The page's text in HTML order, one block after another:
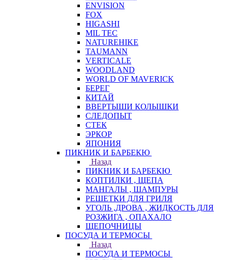
ENVISION
FOX
HIGASHI
MIL TEC
NATUREHIKE
TAUMANN
VERTICALE
WOODLAND
WORLD OF MAVERICK
БЕРЕГ
КИТАЙ
ВВЕРТЫШИ КОЛЫШКИ
СЛЕДОПЫТ
СТЕК
ЭРКОР
ЯПОНИЯ
ПИКНИК И БАРБЕКЮ
Назад
ПИКНИК И БАРБЕКЮ
КОПТИЛКИ , ЩЕПА
МАНГАЛЫ , ШАМПУРЫ
РЕШЕТКИ ДЛЯ ГРИЛЯ
УГОЛЬ ,ДРОВА , ЖИДКОСТЬ ДЛЯ
РОЗЖИГА , ОПАХАЛО
ЩЕПОЧНИЦЫ
ПОСУДА И ТЕРМОСЫ
Назад
ПОСУДА И ТЕРМОСЫ